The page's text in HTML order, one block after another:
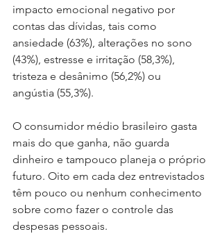
impacto emocional negativo por
contas das dívidas, tais como
ansiedade (63%), alterações no sono
(43%), estresse e irritação (58,3%),
tristeza e desânimo (56,2%) ou
angústia (55,3%).
O consumidor médio brasileiro gasta
mais do que ganha, não guarda
dinheiro e tampouco planeja o próprio
futuro. Oito em cada dez entrevistados
têm pouco ou nenhum conhecimento
sobre como fazer o controle das
despesas pessoais.